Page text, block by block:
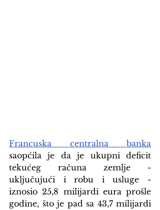
Francuska centralna banka
saopćila je da je ukupni deficit
tekućeg računa zemlje -
uključujući i robu i usluge -
iznosio 25,8 milijardi eura prošle
godine, što je pad sa 43,7 milijardi